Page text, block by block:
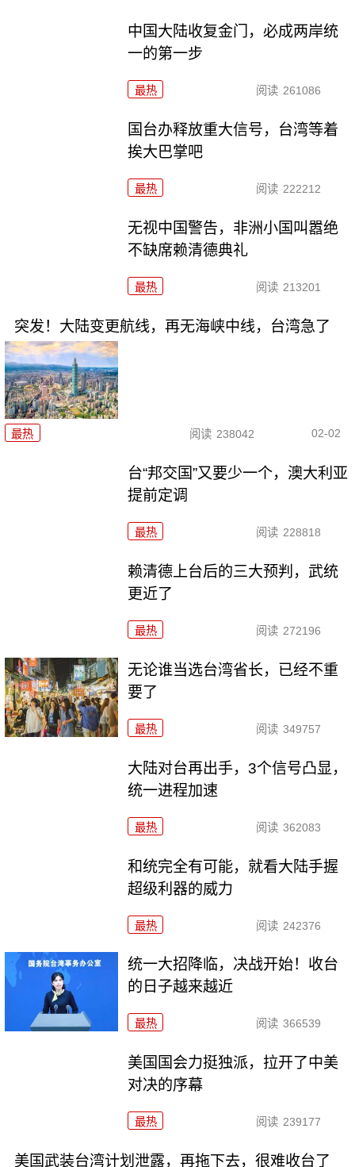
中国大陆收复金门，必成两岸统
一的第一步
最热 阅读 261086
国台办释放重大信号，台湾等着
挨大巴掌吧
最热 阅读 222212
无视中国警告，非洲小国叫嚣绝
不缺席赖清德典礼
最热 阅读 213201
突发！大陆变更航线，再无海峡中线，台湾急了
最热 阅读 238042 02-02
台“邦交国”又要少一个，澳大利亚
提前定调
最热 阅读 228818
赖清德上台后的三大预判，武统
更近了
最热 阅读 272196
无论谁当选台湾省长，已经不重
要了
最热 阅读 349757
大陆对台再出手，3个信号凸显，
统一进程加速
最热 阅读 362083
和统完全有可能，就看大陆手握
超级利器的威力
最热 阅读 242376
统一大招降临，决战开始！收台
的日子越来越近
最热 阅读 366539
美国国会力挺独派，拉开了中美
对决的序幕
最热 阅读 239177
美国武装台湾计划泄露，再拖下去，很难收台了